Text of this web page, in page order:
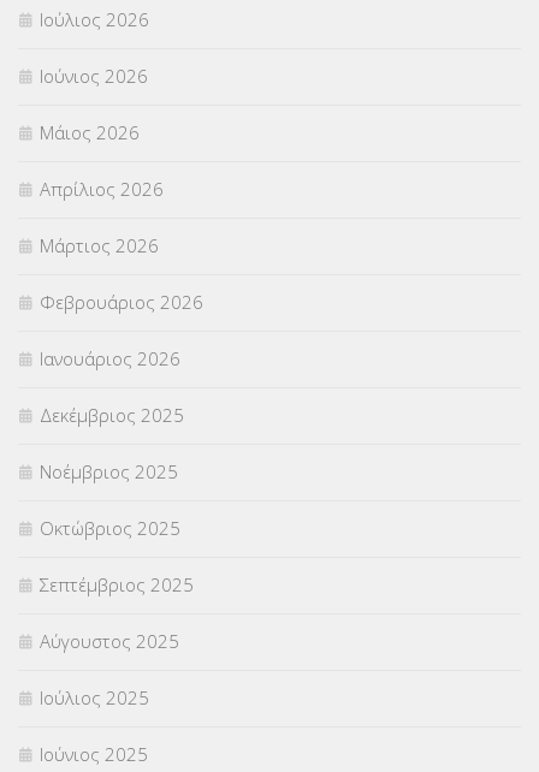
ΠΑΝΕΛΛΑΔΙΚΕΣ ΕΞΕΤΑΣΕΙΣ
ΠΡΟΚΗΡΥΞΕΙΣ
ΣΕΜΙΝΑΡΙΑ – ΗΜΕΡΙΔΕΣ
ΣΕΠ(50)
ΣΤΕΛΕΧΗ (360)
ΣΥΜΒΟΥΛΕΥΤΙΚΟΣ ΣΤΑΘΜΟΣ ΝΕΩΝ
ΣΥΝΤΑΞΕΙΣ(12)
ΣΧΟΛΙΚΟΙ ΣΥΜΒΟΥΛΟΙ
ΥΠΕΡΑΡΙΘΜΟΙ(1)
ΥΠΟΤΡΟΦΙΕΣ(28)
ΦΥΣΙΚΗ ΑΓΩΓΗ(692)
Χωρίς κατηγορία
Ιούλιος 2026
Ιούνιος 2026
Μάιος 2026
Απρίλιος 2026
Μάρτιος 2026
Φεβρουάριος 2026
Ιανουάριος 2026
Δεκέμβριος 2025
Νοέμβριος 2025
Οκτώβριος 2025
Σεπτέμβριος 2025
Αύγουστος 2025
Ιούλιος 2025
Ιούνιος 2025